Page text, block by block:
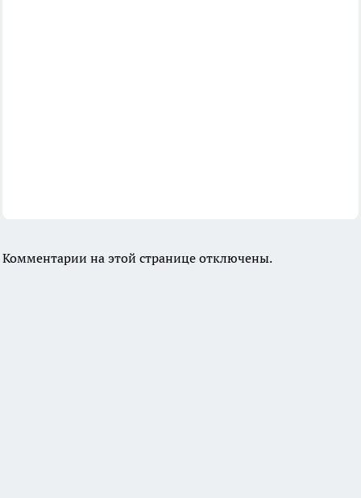
Комментарии на этой странице отключены.